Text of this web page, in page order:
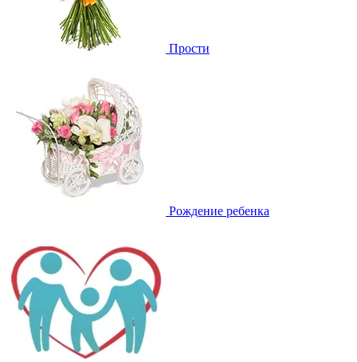
Прости
Рождение ребенка